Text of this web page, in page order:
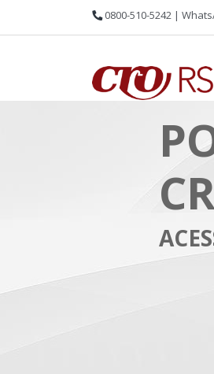
0800-510-5242 |